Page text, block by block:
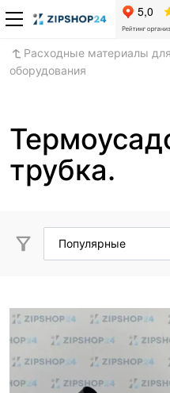
Расходные материалы
оборудования
трубка.